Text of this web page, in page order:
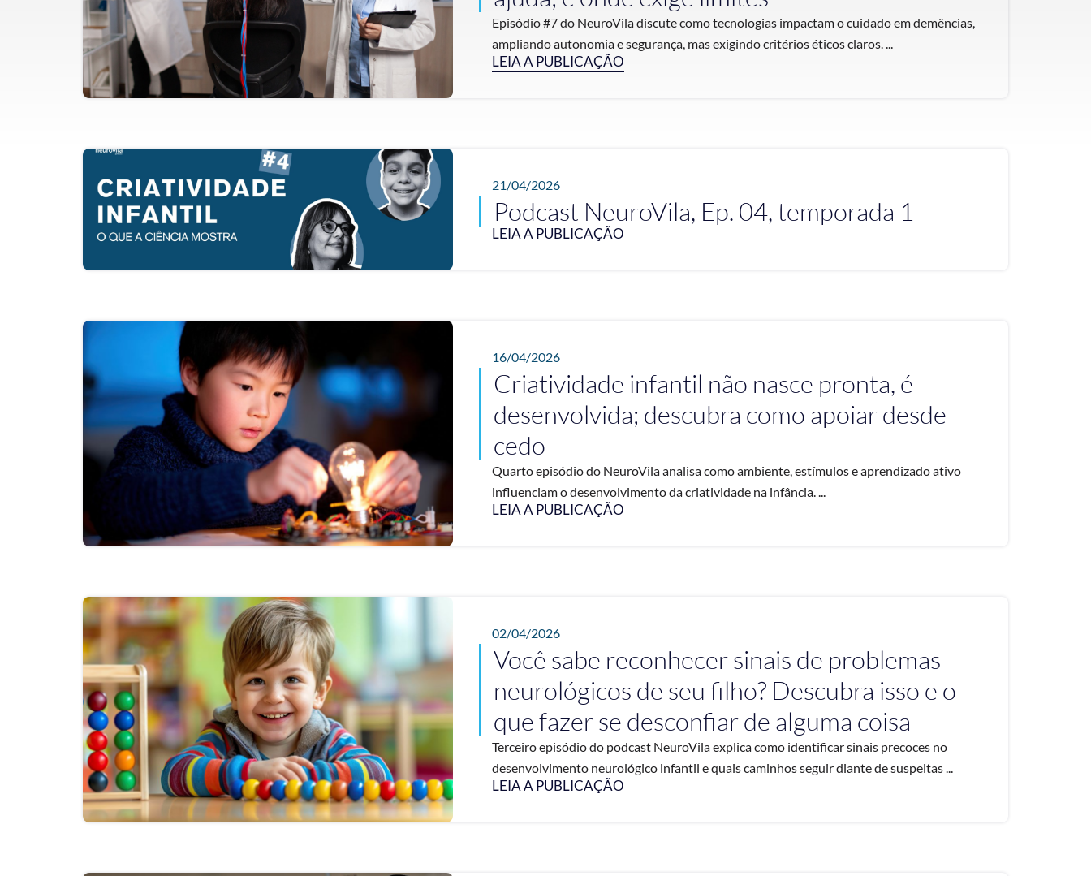
Episódio #7 do NeuroVila discute como tecnologias impactam o cuidado em demências,
ampliando autonomia e segurança, mas exigindo critérios éticos claros. ...
LEIA A PUBLICAÇÃO
21/04/2026
Podcast NeuroVila, Ep. 04, temporada 1
LEIA A PUBLICAÇÃO
16/04/2026
Criatividade infantil não nasce pronta, é
desenvolvida; descubra como apoiar desde
cedo
Quarto episódio do NeuroVila analisa como ambiente, estímulos e aprendizado ativo
influenciam o desenvolvimento da criatividade na infância. ...
LEIA A PUBLICAÇÃO
02/04/2026
Você sabe reconhecer sinais de problemas
neurológicos de seu filho? Descubra isso e o
que fazer se desconfiar de alguma coisa
Terceiro episódio do podcast NeuroVila explica como identificar sinais precoces no
desenvolvimento neurológico infantil e quais caminhos seguir diante de suspeitas ...
LEIA A PUBLICAÇÃO